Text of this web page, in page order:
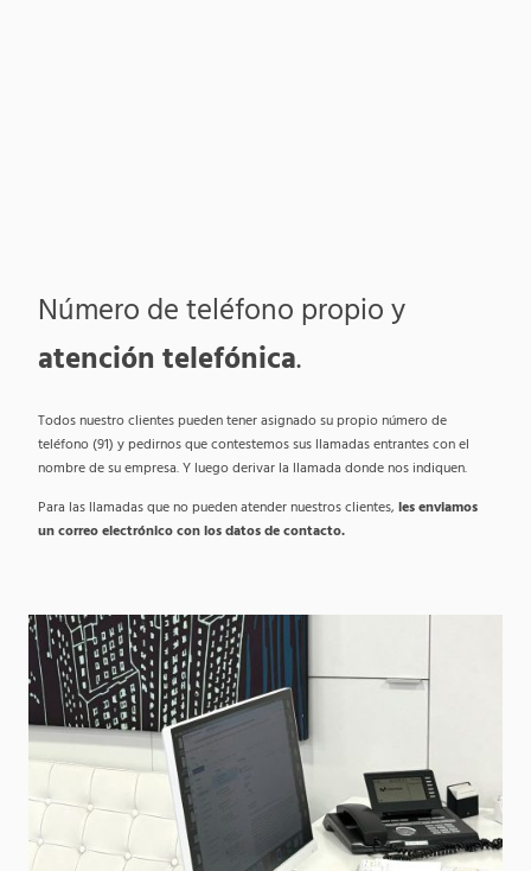
Número de teléfono propio y
atención telefónica.
Todos nuestro clientes pueden tener asignado su propio número de
teléfono (91) y pedirnos que contestemos sus llamadas entrantes con el
nombre de su empresa. Y luego derivar la llamada donde nos indiquen.
Para las llamadas que no pueden atender nuestros clientes, les enviamos
un correo electrónico con los datos de contacto.